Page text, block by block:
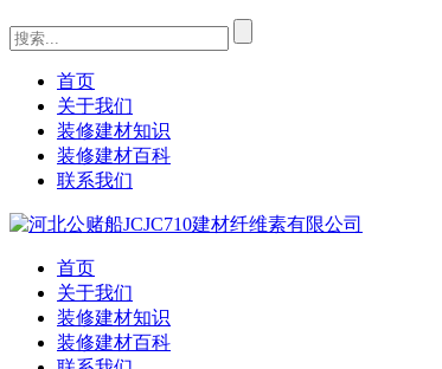
首页
关于我们
装修建材知识
装修建材百科
联系我们
首页
关于我们
装修建材知识
装修建材百科